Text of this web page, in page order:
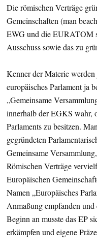
Die römischen Verträge
Gemeinschaften (man
EWG und die EURATOM
Ausschuss sowie das zu
Kenner der Materie
europäisches Parlament ja
„Gemeinsame
innerhalb der EGKS wahr,
Parlaments zu besitzen.
gegründeten
Gemeinsame
Römischen Verträge
Europäischen
Namen „Europäisches
Anmaßung empfanden
Beginn an musste das EP
erkämpfen und eigene